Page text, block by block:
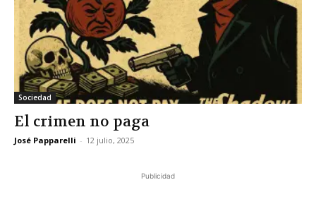
Sociedad
El crimen no paga
José Papparelli - 12 julio, 2025
Publicidad